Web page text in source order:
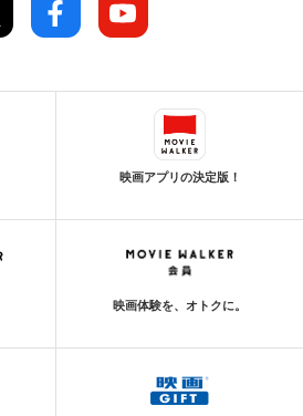
映画アプリの決定版！
映画体験を、オトクに。